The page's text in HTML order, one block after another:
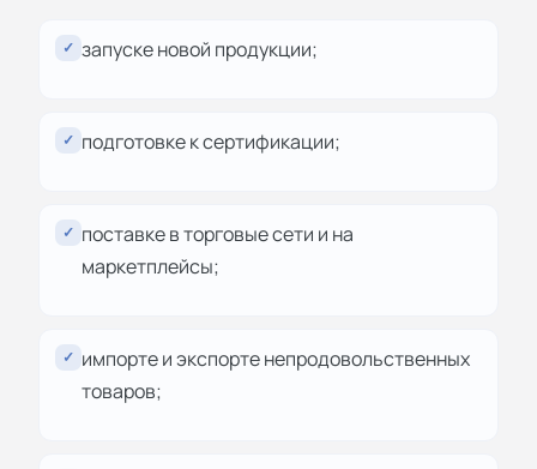
✓ запуске новой продукции;
✓ подготовке к сертификации;
✓ поставке в торговые сети и на
маркетплейсы;
✓ импорте и экспорте непродовольственных
товаров;